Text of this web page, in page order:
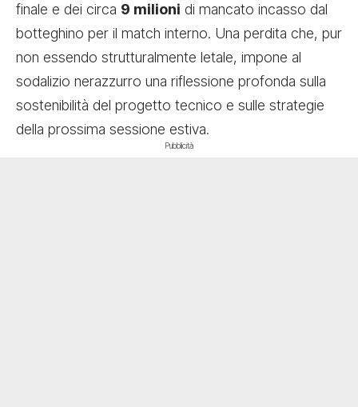
finale e dei circa 9 milioni di mancato incasso dal
botteghino per il match interno. Una perdita che, pur
non essendo strutturalmente letale, impone al
sodalizio nerazzurro una riflessione profonda sulla
sostenibilità del progetto tecnico e sulle strategie
della prossima sessione estiva.
Pubblicità